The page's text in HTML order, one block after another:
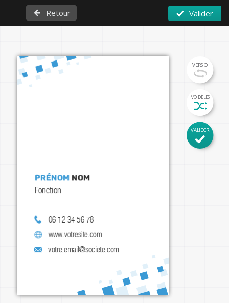
Retour Valider
VERSO
MODÈLES
VALIDER
votre.email@societe.com
06 12 34 56 78
www.votresite.com
Fonction
Prénom Nom
3222 Blackwell Street
Faridabad, AK 99876